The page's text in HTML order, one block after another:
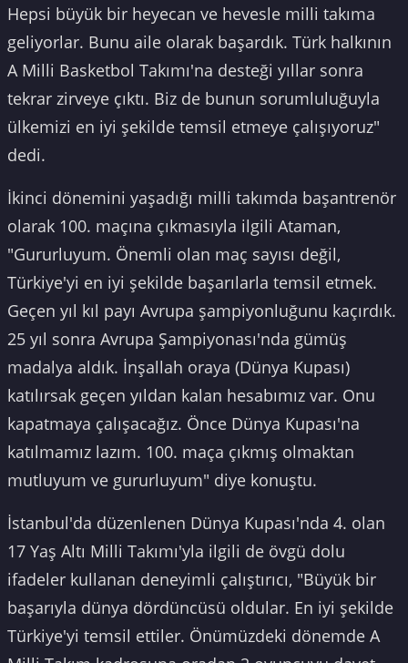
Hepsi büyük bir heyecan ve hevesle milli takıma
geliyorlar. Bunu aile olarak başardık. Türk halkının
A Milli Basketbol Takımı'na desteği yıllar sonra
tekrar zirveye çıktı. Biz de bunun sorumluluğuyla
ülkemizi en iyi şekilde temsil etmeye çalışıyoruz"
dedi.
İkinci dönemini yaşadığı milli takımda başantrenör
olarak 100. maçına çıkmasıyla ilgili Ataman,
"Gururluyum. Önemli olan maç sayısı değil,
Türkiye'yi en iyi şekilde başarılarla temsil etmek.
Geçen yıl kıl payı Avrupa şampiyonluğunu kaçırdık.
25 yıl sonra Avrupa Şampiyonası'nda gümüş
madalya aldık. İnşallah oraya (Dünya Kupası)
katılırsak geçen yıldan kalan hesabımız var. Onu
kapatmaya çalışacağız. Önce Dünya Kupası'na
katılmamız lazım. 100. maça çıkmış olmaktan
mutluyum ve gururluyum" diye konuştu.
İstanbul'da düzenlenen Dünya Kupası'nda 4. olan
17 Yaş Altı Milli Takımı'yla ilgili de övgü dolu
ifadeler kullanan deneyimli çalıştırıcı, "Büyük bir
başarıyla dünya dördüncüsü oldular. En iyi şekilde
Türkiye'yi temsil ettiler. Önümüzdeki dönemde A